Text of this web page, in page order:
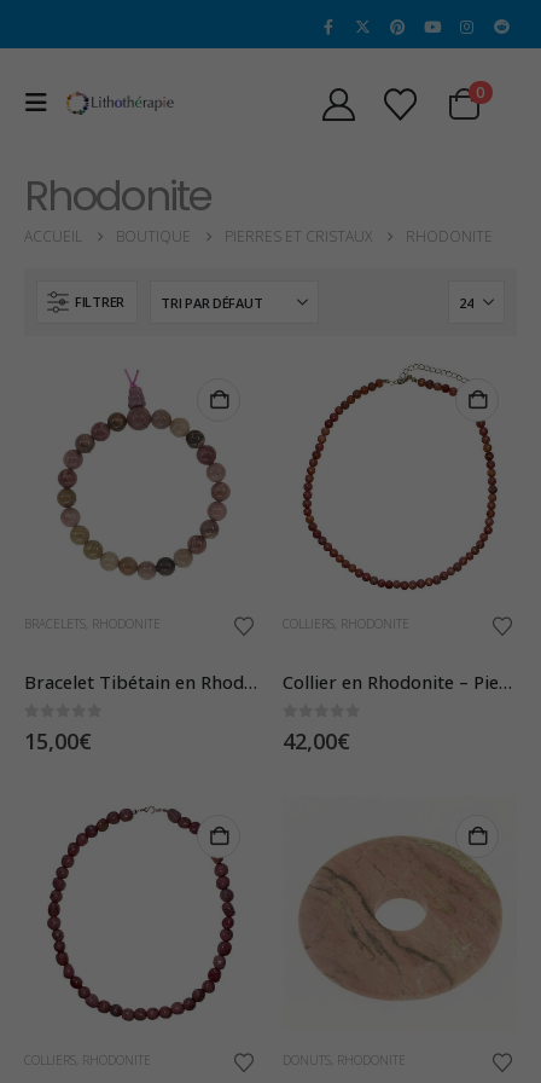
0
Rhodonite
ACCUEIL BOUTIQUE PIERRES ET CRISTAUX RHODONITE
FILTRER
BRACELETS RHODONITE
Bracelet Tibétain en Rhodonite – Pierres Boules 8 mm
15,00€
COLLIERS RHODONITE
Collier en Rhodonite – Pierres Boules 6mm
42,00€
COLLIERS RHODONITE DONUTS RHODONITE